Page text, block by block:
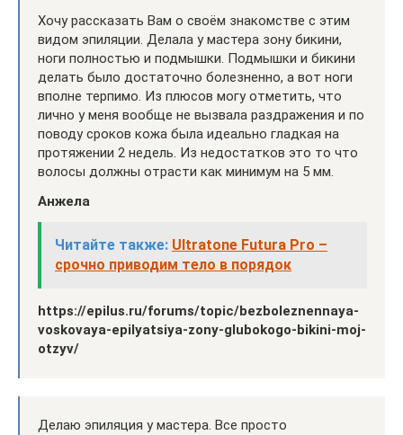
Хочу рассказать Вам о своём знакомстве с этим
видом эпиляции. Делала у мастера зону бикини,
ноги полностью и подмышки. Подмышки и бикини
делать было достаточно болезненно, а вот ноги
вполне терпимо. Из плюсов могу отметить, что
лично у меня вообще не вызвала раздражения и по
поводу сроков кожа была идеально гладкая на
протяжении 2 недель. Из недостатков это то что
волосы должны отрасти как минимум на 5 мм.
Анжела
Читайте также: Ultratone Futura Pro –
срочно приводим тело в порядок
https://epilus.ru/forums/topic/bezboleznennaya-
voskovaya-epilyatsiya-zony-glubokogo-bikini-moj-
otzyv/
Делаю эпиляция у мастера. Все просто